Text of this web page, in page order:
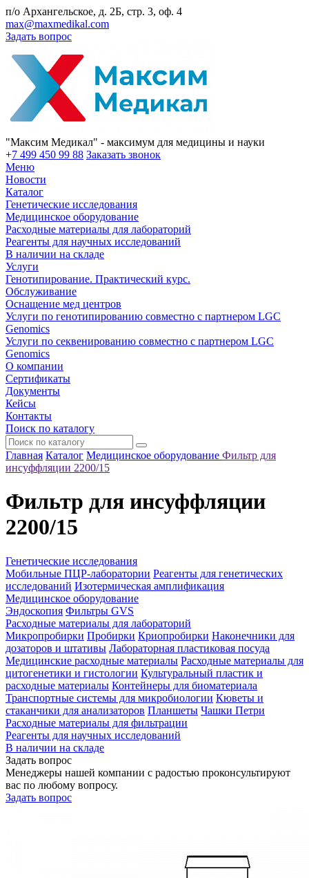
п/о Архангельское, д. 2Б, стр. 3, оф. 4
max@maxmedikal.com
Задать вопрос
"Максим Медикал" - максимум для медицины и науки
+7 499 450 99 88 Заказать звонок
Меню
Новости
Каталог
Генетические исследования
Медицинское оборудование
Расходные материалы для лабораторий
Реагенты для научных исследований
В наличии на складе
Услуги
Генотипирование. Практический курс.
Обслуживание
Оснащение мед центров
Услуги по генотипированию совместно с партнером LGC
Genomics
Услуги по секвенированию совместно с партнером LGC
Genomics
О компании
Сертификаты
Документы
Кейсы
Контакты
Поиск по каталогу
Главная Каталог Медицинское оборудование Фильтр для
инсуффляции 2200/15
Фильтр для инсуффляции
2200/15
Генетические исследования
Мобильные ПЦР-лаборатории Реагенты для генетических
исследований Изотермическая амплификация
Медицинское оборудование
Эндоскопия Фильтры GVS
Расходные материалы для лабораторий
Микропробирки Пробирки Криопробирки Наконечники для
дозаторов и штативы Лабораторная пластиковая посуда
Медицинские расходные материалы Расходные материалы для
цитогенетики и гистологии Культуральный пластик и
расходные материалы Контейнеры для биоматериала
Транспортные системы для микробиологии Кюветы и
стаканчики для анализаторов Планшеты Чашки Петри
Расходные материалы для фильтрации
Реагенты для научных исследований
В наличии на складе
Задать вопрос
Менеджеры нашей компании с радостью проконсультируют
вас по любому вопросу.
Задать вопрос